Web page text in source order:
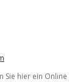
Sie hier ein Online